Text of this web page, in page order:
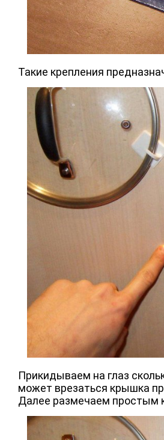
Такие крепления
Прикидываем на глаз
может врезаться крышка
Далее размечаем простым